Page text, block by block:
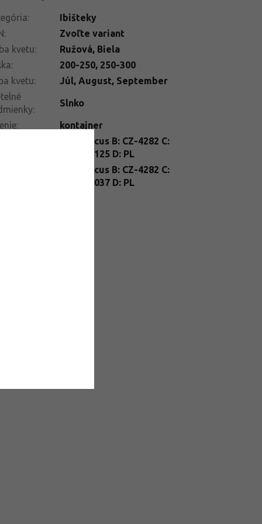
:
Ibišteky
:
Zvoľte variant
kvetu: Ružová, Biela
: 200-250, 250-300
kvetu: Júl, August, September
:
Slnko
:
kontajner
A: Hibiscus B: CZ-4282 C:
25/FP/0125 D: PL
A: Hibiscus B: CZ-4282 C:
26/FP/0037 D: PL